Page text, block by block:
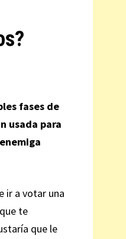
fases de
usada para
ir a votar una
te
que le